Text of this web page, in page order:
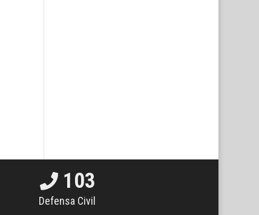
103
Defensa Civil